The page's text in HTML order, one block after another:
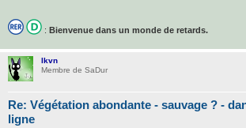
: Bienvenue dans un monde de retards.
lkvn
Membre de SaDur
Re: Végétation abondante - sauvage ? -
ligne